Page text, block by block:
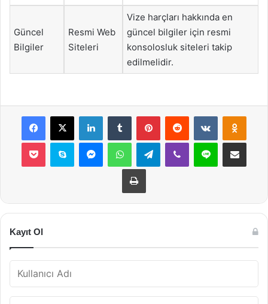
Güncel
Bilgiler
Resmi Web
Siteleri
Vize harçları hakkında en
güncel bilgiler için resmi
konsolosluk siteleri takip
edilmelidir.
Facebook
X LinkedInTumblr PinterestReddit VKontakte
Pocket Skype MessengerWhatsAppTelegramViber Line E-Posta ile
Yazdır
Kayıt Ol